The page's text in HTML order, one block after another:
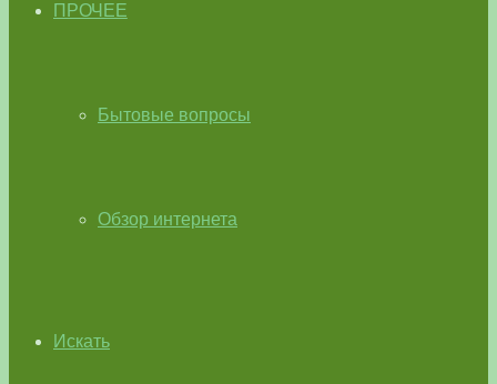
ПРОЧЕЕ
Бытовые вопросы
Обзор интернета
Искать